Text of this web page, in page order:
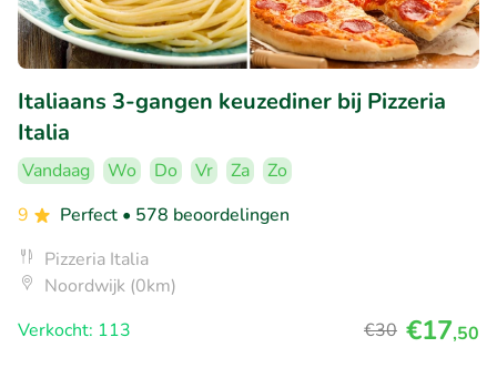
Italiaans 3-gangen keuzediner bij Pizzeria
Italia
Vandaag Wo Do Vr Za
Zo
9
Perfect • 578 beoordelingen
Pizzeria Italia
Noordwijk (0km)
Verkocht: 113
€30 €17,50